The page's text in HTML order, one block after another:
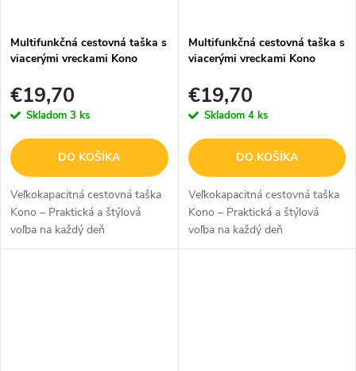
Multifunkčná cestovná taška s
viacerými vreckami Kono
€19,70
Skladom 3 ks
DO KOŠÍKA
Veľkokapacitná cestovná taška
Kono – Praktická a štýlová
voľba na každý deň
Veľkokapacitná cestovná taška
Multifunkčná cestovná taška s
viacerými vreckami Kono
€19,70
Skladom 4 ks
DO KOŠÍKA
Veľkokapacitná cestovná taška
Kono – Praktická a štýlová
voľba na každý deň
Veľkokapacitná cestovná taška